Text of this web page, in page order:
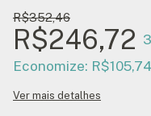
R$352,46
R$246,72
Economize: R$105,74
Ver mais detalhes